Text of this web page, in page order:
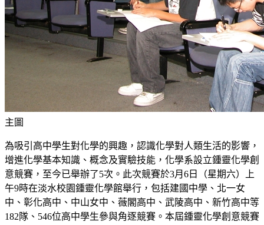
主圖
為吸引高中學生對化學的興趣，認識化學對人類生活的影響，
增進化學基本知識、概念及實驗技能，化學系設立鍾靈化學創
意競賽，至今已舉辦了5次。此次競賽於3月6日（星期六）上
午9時在淡水校園鍾靈化學館舉行，包括建國中學、北一女
中、彰化高中、中山女中、薇閣高中、武陵高中、新竹高中等
182隊、546位高中學生參與角逐競賽。本屆鍾靈化學創意競賽